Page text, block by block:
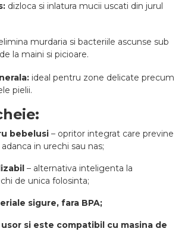
dizloca si inlatura mucii uscati din jurul
murdaria si bacteriile ascunse sub
la maini si picioare.
ideal pentru zone delicate precum
pielii.
bebelusi – opritor integrat care previne
in urechi sau nas;
– alternativa inteligenta la
de unica folosinta;
sigure, fara BPA;
si este compatibil cu masina de